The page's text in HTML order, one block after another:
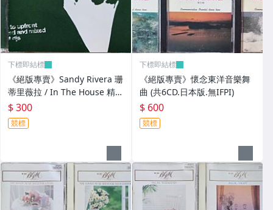
下標即結標
《絕版專賣》Sandy Rivera 珊
蒂里薇拉 / In The House 精選
輯 (2CD.美版)
$ 300
競標
下標即結標
《絕版專賣》懷念東洋音樂舞
曲 (共6CD.日本版.無IFPI)
$ 600
競標